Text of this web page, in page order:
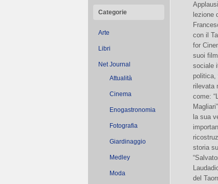
Categorie
Arte
Libri
Net Journal
Attualità
Cinema
Enogastronomia
Fotografia
Giardinaggio
Medley
Moda
lezione
con il
for
suoi
sociale
politica,
rilevata
come:
la sua
storia
del